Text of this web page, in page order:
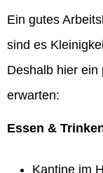
Ein gutes
sind es
Deshalb hier ein
erwarten:
Essen &
Kantine im